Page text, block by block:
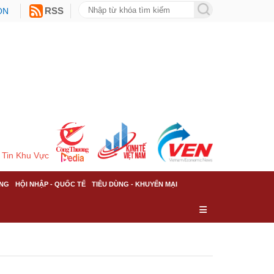
RSS
Tin Khu Vực
HỘI NHẬP - QUỐC TẾ TIÊU DÙNG - KHUYẾN MẠI